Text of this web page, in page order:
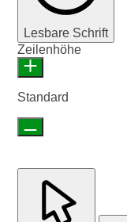
Lesbare Schrift
Zeilenhöhe
Standard